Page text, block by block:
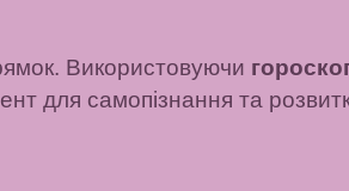
Використовуючи
для самопізнання та